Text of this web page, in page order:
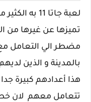
لعبة جاتا 11
تميزها عن غيرها من
مضطر الي التعامل
بالمدينة و الذين
هذا أعدادهم كبيرة
تتعامل معهم لان